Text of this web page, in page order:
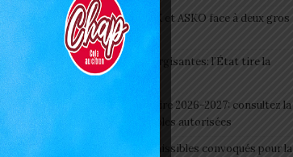
sur
et
de
Interclubs CAF: ASCK et ASKO face à deux gros
morceaux
Togo/ Boissons énergisantes: l’État tire la
sonnette d’alarme
Togo/ Rentrée scolaire 2026-2027: consultez la
liste officielle des écoles autorisées
ESSAL 2026 : les admissibles convoqués pour la